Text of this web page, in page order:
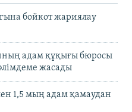
бойкот жариялау
адам құқығы бюросы
жасады
1,5 мың адам қамаудан